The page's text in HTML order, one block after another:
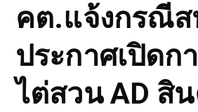
คต.แจ้งกรณีส
ประกาศเปิดก
ไต่สวน AD สิ